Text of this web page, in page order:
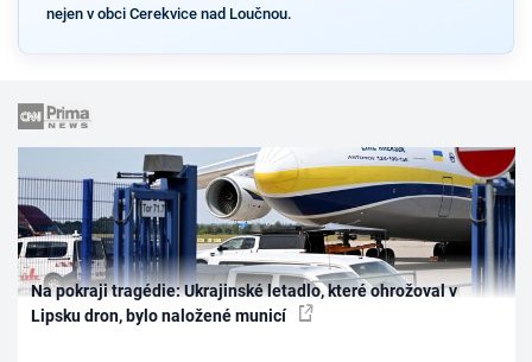
nejen v obci Cerekvice nad Loučnou.
Na pokraji tragédie: Ukrajinské letadlo, které ohrožoval v
Lipsku dron, bylo naložené municí